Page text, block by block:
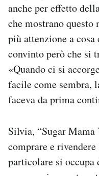
anche per effetto
che mostrano questo
più attenzione a
convinto però che si
«Quando ci si
facile come sembra,
faceva da prima
Silvia, “Sugar
comprare e
particolare si